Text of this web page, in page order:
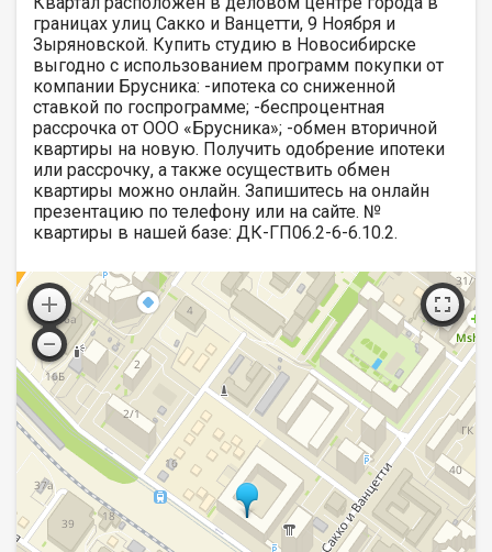
границах улиц Сакко и Ванцетти, 9 Ноября и
Зыряновской. Купить студию в Новосибирске
выгодно с использованием программ покупки от
компании Брусника: -ипотека со сниженной
ставкой по госпрограмме; -беспроцентная
рассрочка от ООО «Брусника»; -обмен вторичной
квартиры на новую. Получить одобрение ипотеки
или рассрочку, а также осуществить обмен
квартиры можно онлайн. Запишитесь на онлайн
презентацию по телефону или на сайте. №
квартиры в нашей базе: ДК-ГП06.2-6-6.10.2.